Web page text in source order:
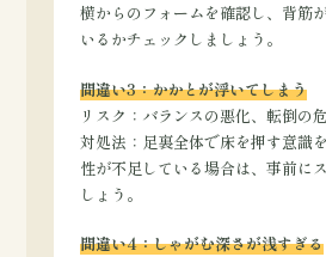
横からのフォームを確認し、背筋
いるかチェックしましょう。
間違い3：かかとが浮いてしまう
リスク： バランスの悪化、転倒の
対処法： 足裏全体で床を押す意識
性が不足している場合は、事前に
しょう。
間違い4：しゃがむ深さが浅すぎる